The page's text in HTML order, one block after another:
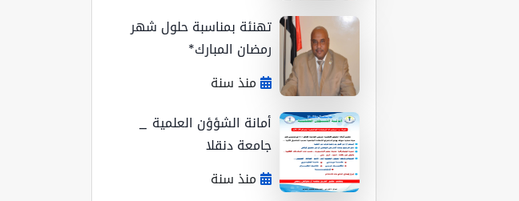
تهنئة بمناسبة حلول شهر
رمضان المبارك*
منذ سنة
أمانة الشؤؤن العلمية _
جامعة دنقلا
منذ سنة